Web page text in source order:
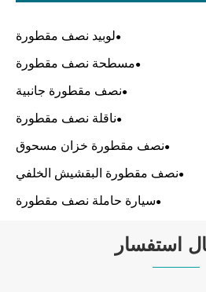
لوبيد نصف مقطورة
مسطحة نصف مقطورة
نصف مقطورة جانبية
ناقلة نصف مقطورة
نصف مقطورة خزان مسحوق
مقطورة البقشيش الخلفي
سيارة حاملة نصف مقطورة